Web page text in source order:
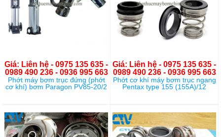
Giá: Liên hệ - 0975 135 635 -
0989 490 236 - 0936 995 663
Phớt máy bơm trục đứng (phớt
cơ khí) bơm Paragon PV85-20/2
Giá: Liên hệ - 0975 135 635 -
0989 490 236 - 0936 995 663
Phớt cơ khí máy bơm trục ngang
Pentax type 155 (155A)/12